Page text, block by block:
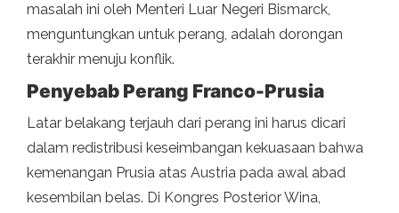
masalah ini oleh Menteri Luar Negeri Bismarck,
menguntungkan untuk perang, adalah dorongan
terakhir menuju konflik.
Penyebab Perang Franco-Prusia
Latar belakang terjauh dari perang ini harus dicari
dalam redistribusi keseimbangan kekuasaan bahwa
kemenangan Prusia atas Austria pada awal abad
kesembilan belas. Di Kongres Posterior Wina,